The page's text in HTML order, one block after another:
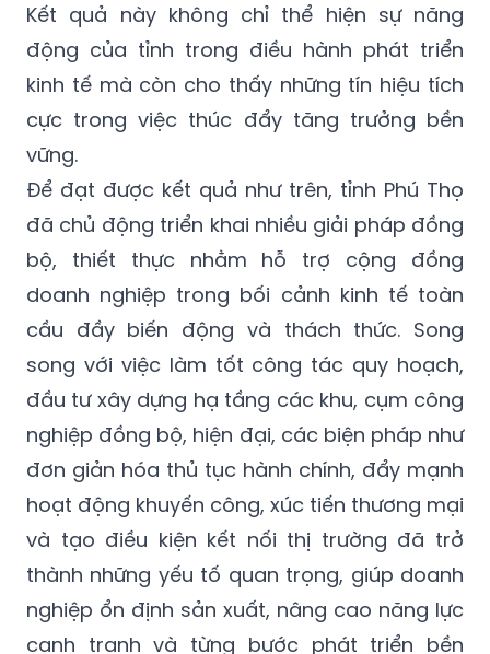
Kết quả này không chỉ thể hiện sự năng
động của tỉnh trong điều hành phát triển
kinh tế mà còn cho thấy những tín hiệu tích
cực trong việc thúc đẩy tăng trưởng bền
vững.
Để đạt được kết quả như trên, tỉnh Phú Thọ
đã chủ động triển khai nhiều giải pháp đồng
bộ, thiết thực nhằm hỗ trợ cộng đồng
doanh nghiệp trong bối cảnh kinh tế toàn
cầu đầy biến động và thách thức. Song
song với việc làm tốt công tác quy hoạch,
đầu tư xây dựng hạ tầng các khu, cụm công
nghiệp đồng bộ, hiện đại, các biện pháp như
đơn giản hóa thủ tục hành chính, đẩy mạnh
hoạt động khuyến công, xúc tiến thương mại
và tạo điều kiện kết nối thị trường đã trở
thành những yếu tố quan trọng, giúp doanh
nghiệp ổn định sản xuất, nâng cao năng lực
cạnh tranh và từng bước phát triển bền